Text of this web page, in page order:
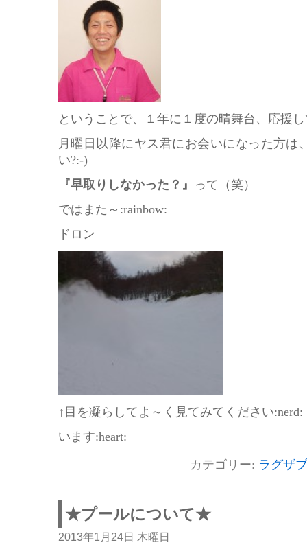
ということで、１年に１度の晴舞台、応援
月曜日以降にヤス君にお会いになった方は
い?:-)
『早取りしなかった？』 って（笑）
ではまた～:rainbow:
ドロン
↑目を凝らしてよ～く見てみてください:nerd:
います:heart:
カテゴリー: ラグザ
★プールについて★
2013年1月24日 木曜日